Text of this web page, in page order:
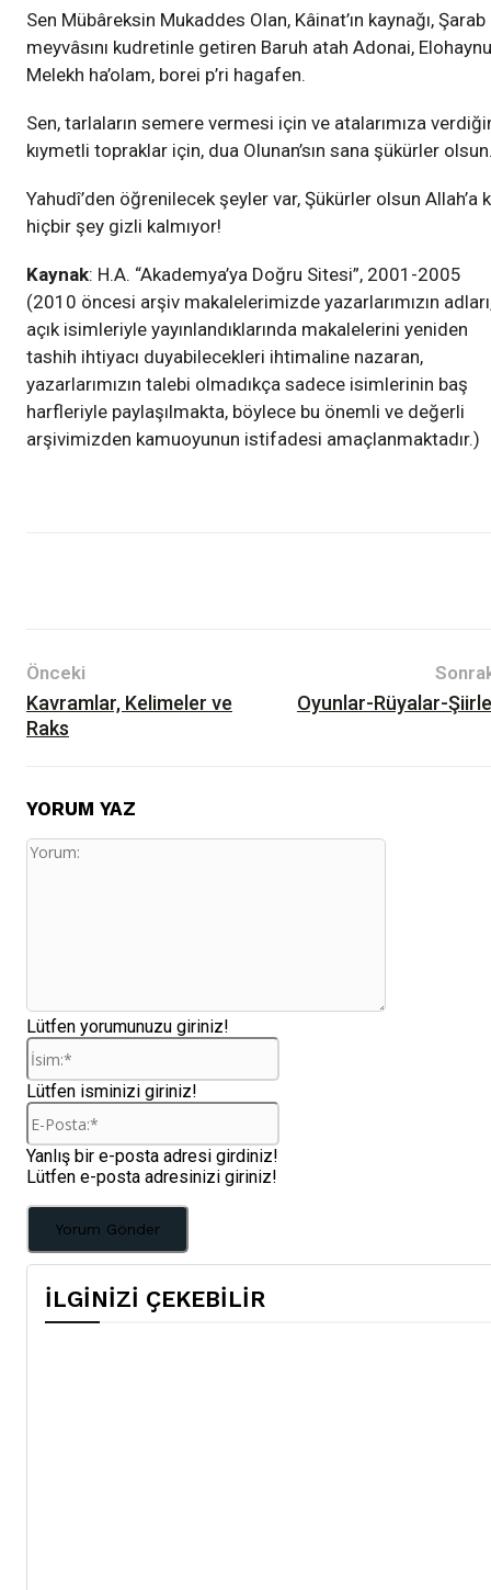
Sen Mübâreksin Mukaddes Olan, Kâinat’ın kaynağı, Şarab
meyvâsını kudretinle getiren Baruh atah Adonai, Elohaynu
Melekh ha’olam, borei p’ri hagafen.
Sen, tarlaların semere vermesi için ve atalarımıza
kıymetli topraklar için, dua Olunan’sın sana şükürler
Yahudî’den öğrenilecek şeyler var, Şükürler olsun Allah’a
hiçbir şey gizli kalmıyor!
Kaynak: H.A. “Akademya’ya Doğru Sitesi”, 2001-2005
(2010 öncesi arşiv makalelerimizde yazarlarımızın
açık isimleriyle yayınlandıklarında makalelerini yeniden
tashih ihtiyacı duyabilecekleri ihtimaline nazaran,
yazarlarımızın talebi olmadıkça sadece isimlerinin baş
harfleriyle paylaşılmakta, böylece bu önemli ve değerli
arşivimizden kamuoyunun istifadesi amaçlanmaktadır.)
Önceki
Kavramlar, Kelimeler ve
Raks
Oyunlar-Rüyalar-
YORUM YAZ
Yorum:
Lütfen yorumunuzu giriniz!
İsim:*
Lütfen isminizi giriniz!
E-
Yanlış bir e-posta adresi girdiniz!
Lütfen e-posta adresinizi giriniz!
İLGİNİZİ ÇEKEBİLİR